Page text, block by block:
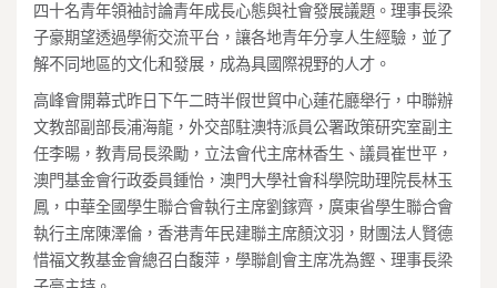
四十名青年領袖討論青年成長心態與社會發展議題。理事長梁
子豪期望透過學術交流平台，讓各地青年分享人生經驗，並了
解不同地區的文化和發展，成為具國際視野的人才。
高峰會開幕式昨日下午二時半假世貿中心蓮花廳舉行，中聯辦
文教部副部長浦海龍，外交部駐澳特派員公署政策研究室副主
任李暘，教青局長梁勵，立法會代主席林香生、議員崔世平，
澳門基金會行政委員鍾怡，澳門大學社會科學院助理院長林玉
鳳，中華全國學生聯合會執行主席劉鎵齊，廣東省學生聯合會
執行主席陳澤倫，香港青年民建聯主席顏汶羽，財團法人賢德
惜福文教基金會總召白馥萍，學聯創會主席冼為鏗、理事長梁